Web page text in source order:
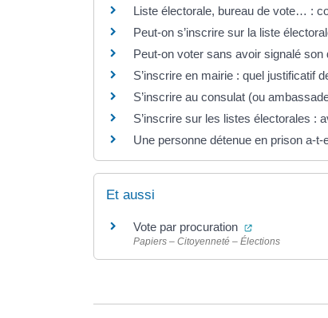
Liste électorale, bureau de vote… :
Peut-on s’inscrire sur la liste
Peut-on voter sans avoir signalé son
S’inscrire en mairie : quel justificatif
S’inscrire au consulat (ou
S’inscrire sur les listes électorales :
Une personne détenue en prison a-t-
Et aussi
Vote par procuration (ouverture
Papiers – Citoyenneté – Élections